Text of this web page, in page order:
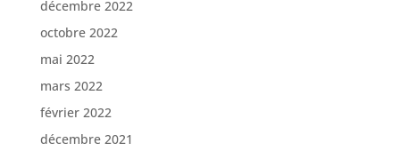
décembre 2022
octobre 2022
mai 2022
mars 2022
février 2022
décembre 2021